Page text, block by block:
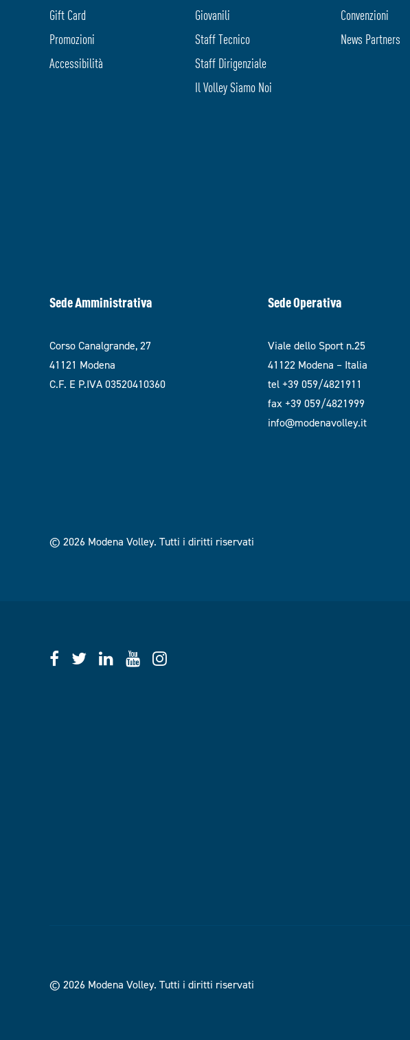
Gift Card
Promozioni
Accessibilità
Giovanili
Staff Tecnico
Staff Dirigenziale
Il Volley Siamo Noi
Convenzioni
News Partners
Sede Amministrativa
Corso Canalgrande, 27
41121 Modena
C.F. E P.IVA 03520410360
Sede Operativa
Viale dello Sport n.25
41122 Modena – Italia
tel +39 059/4821911
fax +39 059/4821999
info@modenavolley.it
© 2026 Modena Volley. Tutti i diritti riservati
© 2026 Modena Volley. Tutti i diritti riservati